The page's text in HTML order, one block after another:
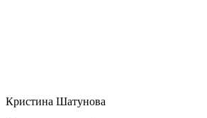
Кристина Шатунова